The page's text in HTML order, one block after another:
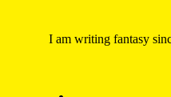
I am writing fantasy